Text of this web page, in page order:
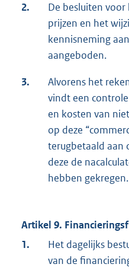
2.
De besluiten
prijzen en het
kennisneming
aangeboden.
3.
Alvorens het
vindt een
en kosten van
op deze
terugbetaald aan
deze de
hebben gekregen.
Artikel 9.
1.
Het dagelijks
van de